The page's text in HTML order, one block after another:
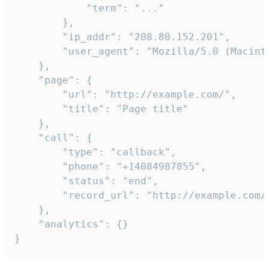
            "term": "..."
        },
        "ip_addr": "208.80.152.201",
"user_agent": "Mozilla/5.0
    },
    "page": {
        "url": "http://example.com/",
        "title": "Page title"
    },
    "call": {
        "type": "callback",
        "phone": "+14084987855",
        "status": "end",
"record_url": "http://
    },
    "analytics": {}
}